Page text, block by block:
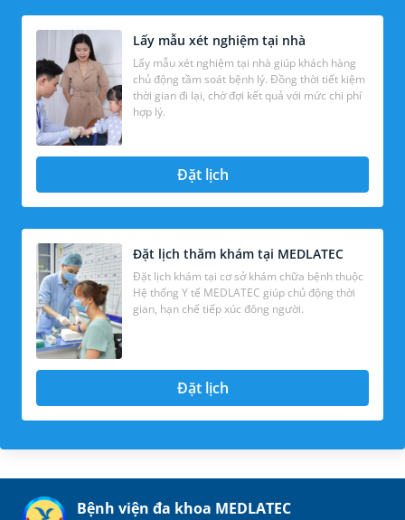
Lấy mẫu xét nghiệm tại nhà
Lấy mẫu xét nghiệm tại nhà giúp khách hàng
chủ động tầm soát bệnh lý. Đồng thời tiết kiệm
thời gian đi lại, chờ đợi kết quả với mức chi phí
hợp lý.
Đặt lịch
Đặt lịch thăm khám tại MEDLATEC
Đặt lịch khám tại cơ sở khám chữa bệnh thuộc
Hệ thống Y tế MEDLATEC giúp chủ động thời
gian, hạn chế tiếp xúc đông người.
Đặt lịch
Bệnh viện đa khoa MEDLATEC